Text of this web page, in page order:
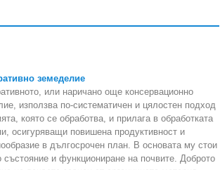
земеделие
или наричано още консервационно
използва по-систематичен и цялостен подход
която се обработва, и прилага в обработката
осигуряващи повишена продуктивност и
в дългосрочен план. В основата му стои
състояние и функциониране на почвите. Доброто